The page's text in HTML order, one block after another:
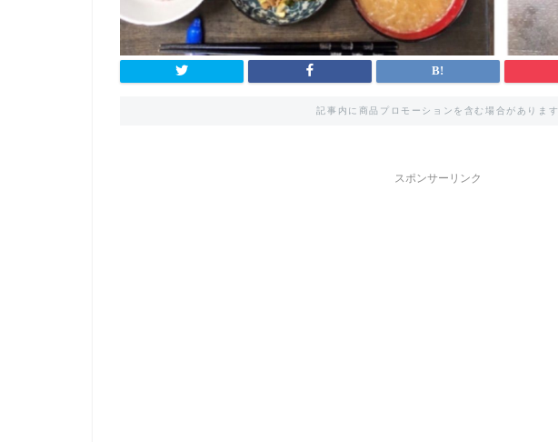
記事内に商品プロモーションを含む場合があります
スポンサーリンク